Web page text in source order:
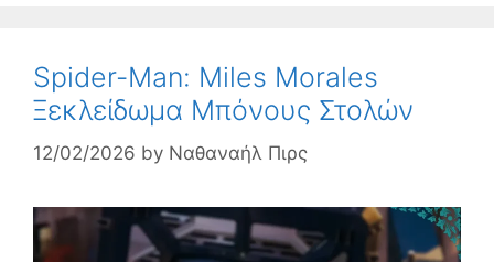
Spider-Man: Miles Morales
Ξεκλείδωμα Μπόνους Στολών
12/02/2026 by Ναθαναήλ Πιρς